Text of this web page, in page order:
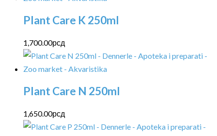
Plant Care K 250ml
1,700.00рсд
Plant Care N 250ml
1,650.00рсд